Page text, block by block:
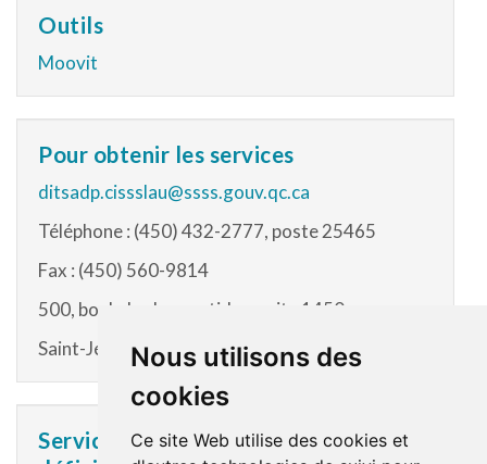
Nous utilisons des
cookies
Ce site Web utilise des cookies et
Outils
Moovit
Pour obtenir les services
ditsadp.cissslau@ssss.gouv.qc.ca
Téléphone : (450) 432-2777, poste 25465
Fax : (450) 560-9814
500, boul. des Laurentides, suite 1450
Saint-Jérôme (Qc) J7Z 4M2
Service des aides techniques en